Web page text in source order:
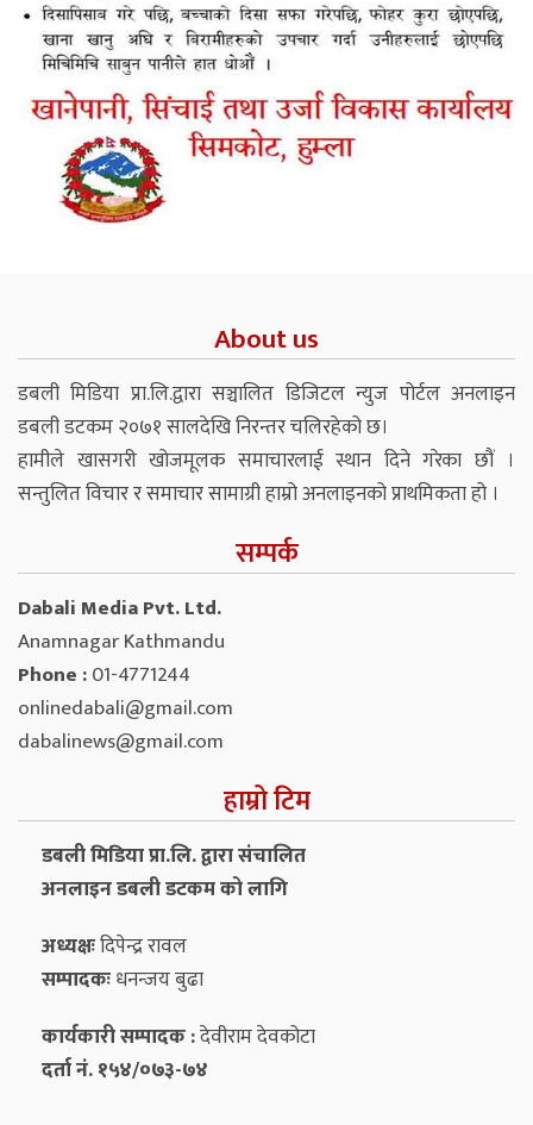
About us
डबली मिडिया प्रा.लि.द्वारा सञ्चालित डिजिटल न्युज पोर्टल अनलाइन
डबली डटकम २०७१ सालदेखि निरन्तर चलिरहेको छ।
हामीले खासगरी खोजमूलक समाचारलाई स्थान दिने गरेका छौं ।
सन्तुलित विचार र समाचार सामाग्री हाम्रो अनलाइनको प्राथमिकता हो ।
सम्पर्क
Dabali Media Pvt. Ltd.
Anamnagar Kathmandu
Phone :01-4771244
onlinedabali@gmail.com
dabalinews@gmail.com
हाम्रो टिम
डबली मिडिया प्रा.लि. द्वारा संचालित
अनलाइन डबली डटकम को लागि
अध्यक्षःदिपेन्द्र रावल
सम्पादकःधनन्‍जय बुढा
कार्यकारी सम्पादक :देवीराम देवकोटा
दर्ता नं. १५४/०७३-७४